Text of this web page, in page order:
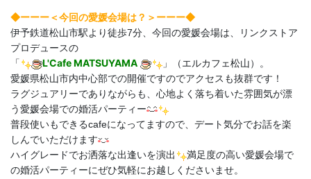
◆ーーー＜今回の愛媛会場は？＞ーーー◆
伊予鉄道松山市駅より徒歩7分、今回の愛媛会場は、リンクストア
プロデュースの
「
L'Cafe MATSUYAMA
」（エルカフェ松山）。
愛媛県松山市内中心部での開催ですのでアクセスも抜群です！
ラグジュアリーでありながらも、心地よく落ち着いた雰囲気が漂
う愛媛会場での婚活パーティー
普段使いもできるcafeになってますので、デート気分でお話を楽
しんでいただけます
ハイグレードでお洒落な出逢いを演出
満足度の高い愛媛会場で
の婚活パーティーにぜひ気軽にお越しくださいませ。